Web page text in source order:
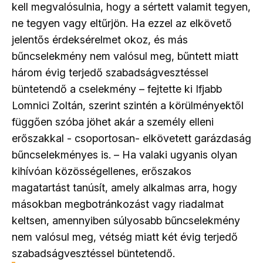
kell megvalósulnia, hogy a sértett valamit tegyen,
ne tegyen vagy eltűrjön. Ha ezzel az elkövető
jelentős érdeksérelmet okoz, és más
bűncselekmény nem valósul meg, bűntett miatt
három évig terjedő szabadságvesztéssel
büntetendő a cselekmény – fejtette ki Ifjabb
Lomnici Zoltán, szerint szintén a körülményektől
függően szóba jöhet akár a személy elleni
erőszakkal - csoportosan- elkövetett garázdaság
bűncselekményes is. – Ha valaki ugyanis olyan
kihívóan közösségellenes, erőszakos
magatartást tanúsít, amely alkalmas arra, hogy
másokban megbotránkozást vagy riadalmat
keltsen, amennyiben súlyosabb bűncselekmény
nem valósul meg, vétség miatt két évig terjedő
szabadságvesztéssel büntetendő.